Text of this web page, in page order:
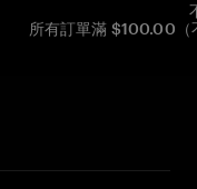
所有訂單滿 $100.00（